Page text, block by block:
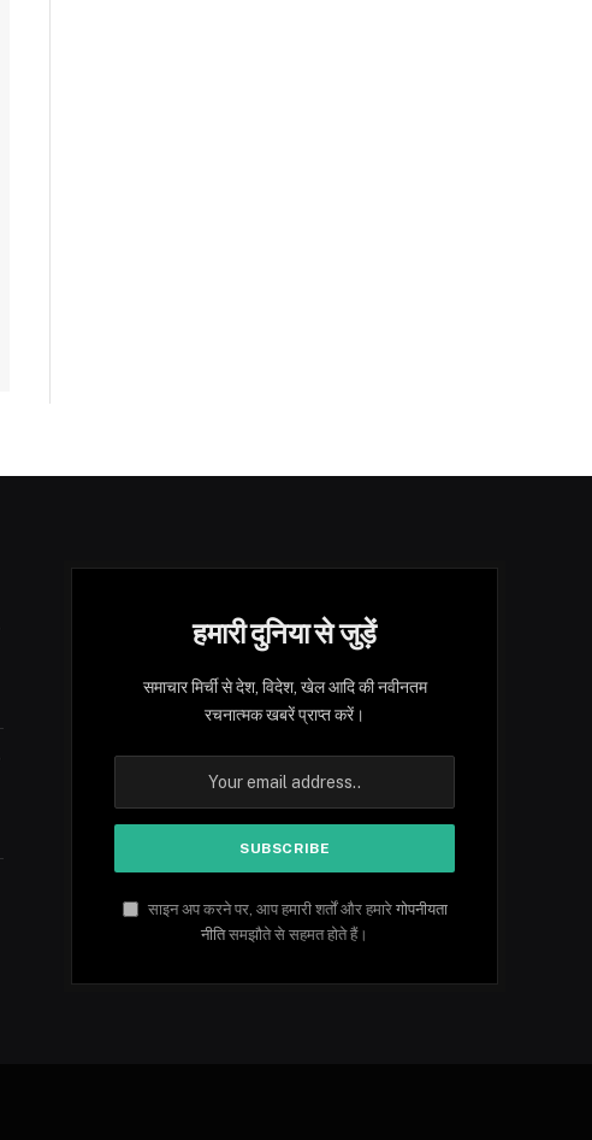
हमारी दुनिया से जुड़ें
समाचार मिर्ची से देश, विदेश, खेल आदि की नवीनतम
रचनात्मक खबरें प्राप्त करें।
साइन अप करने पर, आप हमारी शर्तों और हमारे गोपनीयता
नीतिसमझौते से सहमत होते हैं।